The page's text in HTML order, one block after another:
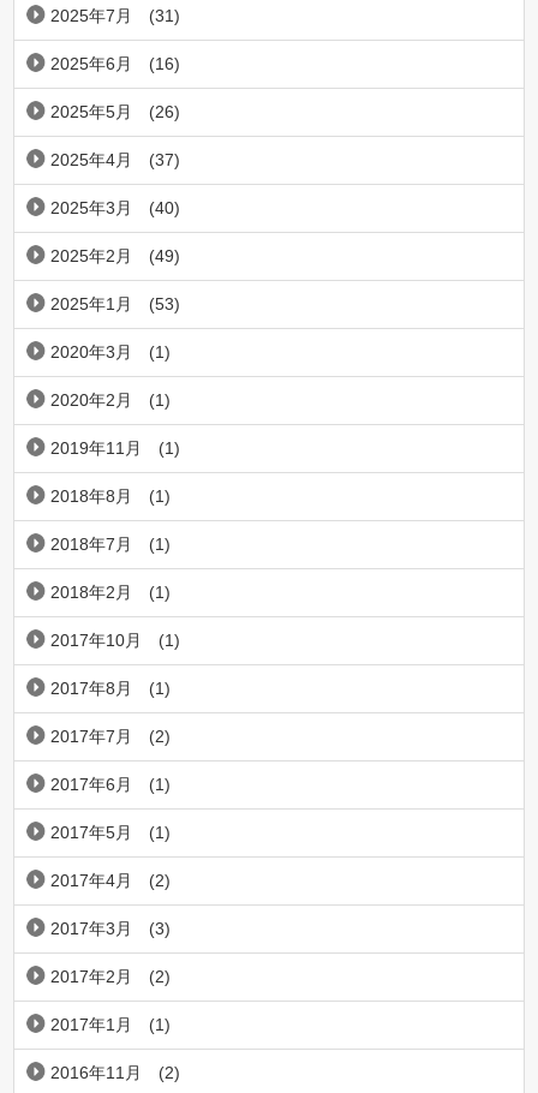
2025年7月 (31)
2025年6月 (16)
2025年5月 (26)
2025年4月 (37)
2025年3月 (40)
2025年2月 (49)
2025年1月 (53)
2020年3月 (1)
2020年2月 (1)
2019年11月 (1)
2018年8月 (1)
2018年7月 (1)
2018年2月 (1)
2017年10月 (1)
2017年8月 (1)
2017年7月 (2)
2017年6月 (1)
2017年5月 (1)
2017年4月 (2)
2017年3月 (3)
2017年2月 (2)
2017年1月 (1)
2016年11月 (2)